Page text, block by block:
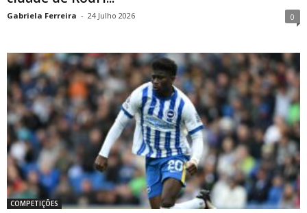
Gabriela Ferreira - 24 Julho 2026 0
COMPETIÇÕES